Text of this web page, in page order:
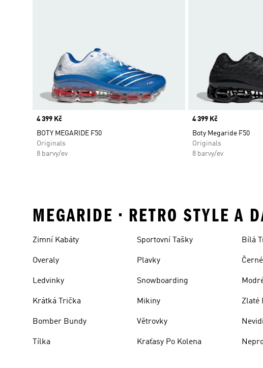
Price
4 399 Kč
BOTY MEGARIDE F50
Originals
8 barvy/ev
Price
4 399 Kč
Boty Megaride F50
Originals
8 barvy/ev
MEGARIDE • RETRO STYLE A
Zimní Kabáty
Overaly
Ledvinky
Krátká Trička
Bomber Bundy
Tílka
Sportovní Tašky
Plavky
Snowboarding
Mikiny
Větrovky
Kraťasy Po Kolena
Bílá
Zlaté